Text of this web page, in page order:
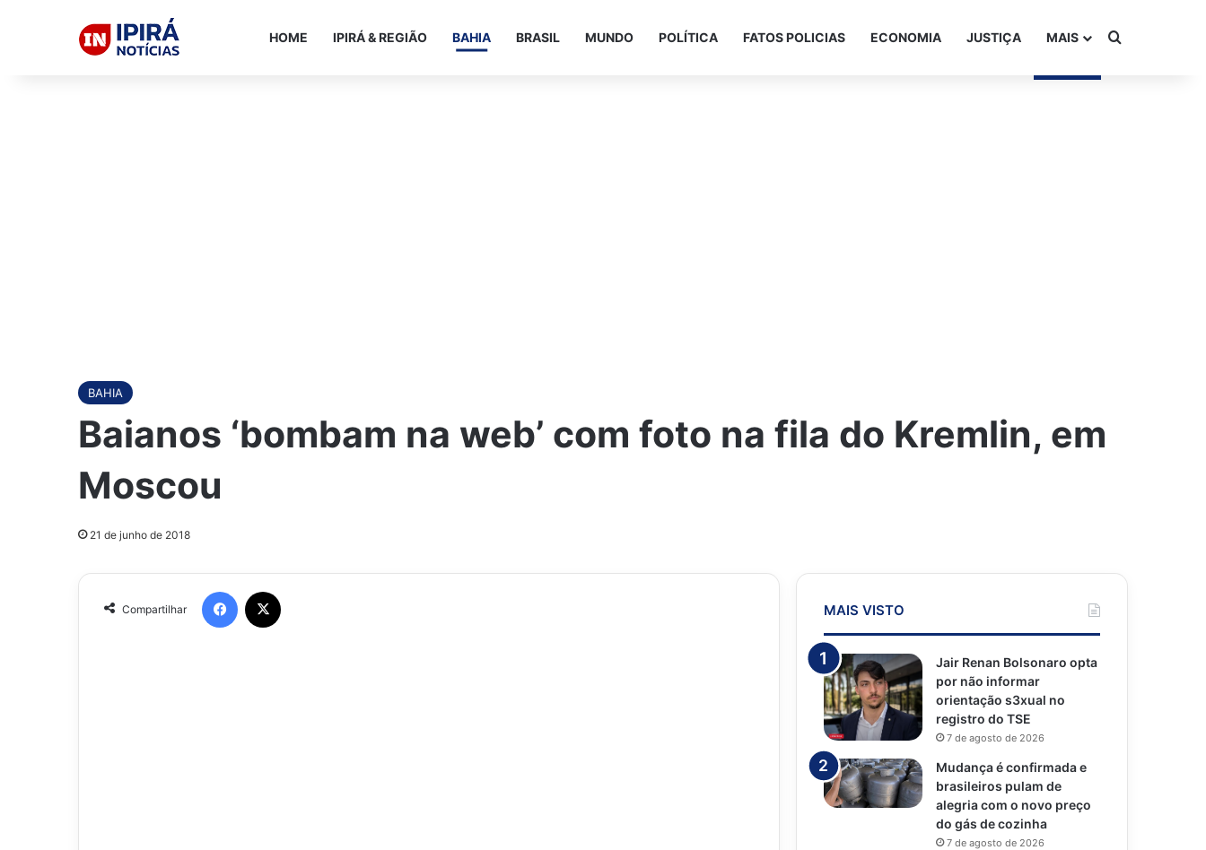
HOME IPIRÁ & REGIÃO BAHIA BRASIL MUNDO POLÍTICA FATOS POLICIAS ECONOMIA JUSTIÇA MAIS Procurar
BAHIA
Baianos ‘bombam na web’ com foto na fila do Kremlin, em
Moscou
21 de junho de 2018
Compartilhar MAIS VISTO
Jair Renan Bolsonaro opta
por não informar
orientação s3xual no
registro do TSE
7 de agosto de 2026
Mudança é confirmada e
brasileiros pulam de
alegria com o novo preço
do gás de cozinha
7 de agosto de 2026